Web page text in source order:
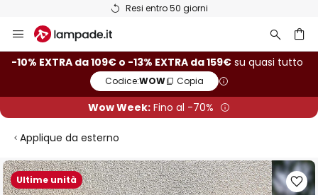
Oltre 25 anni di esperienza
Salta
al
contenuto
-10% EXTRA da 109€ o -13% EXTRA da 159€ su quasi tutto
Codice:WOW Copia
Wow Week: Fino al -70%
Applique da esterno
Ultime unità
Vai
alla